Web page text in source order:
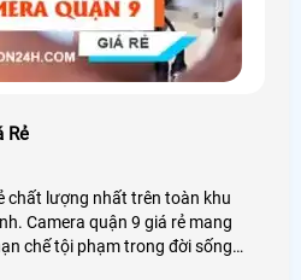
Rẻ
chất lượng nhất trên toàn khu
Camera quận 9 giá rẻ mang
chế tội phạm trong đời sống